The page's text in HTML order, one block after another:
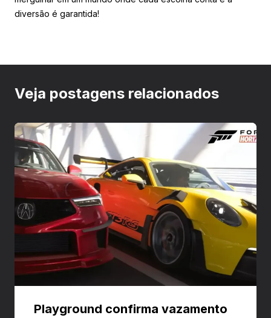
diversão é garantida!
Veja postagens relacionados
Playground confirma vazamento